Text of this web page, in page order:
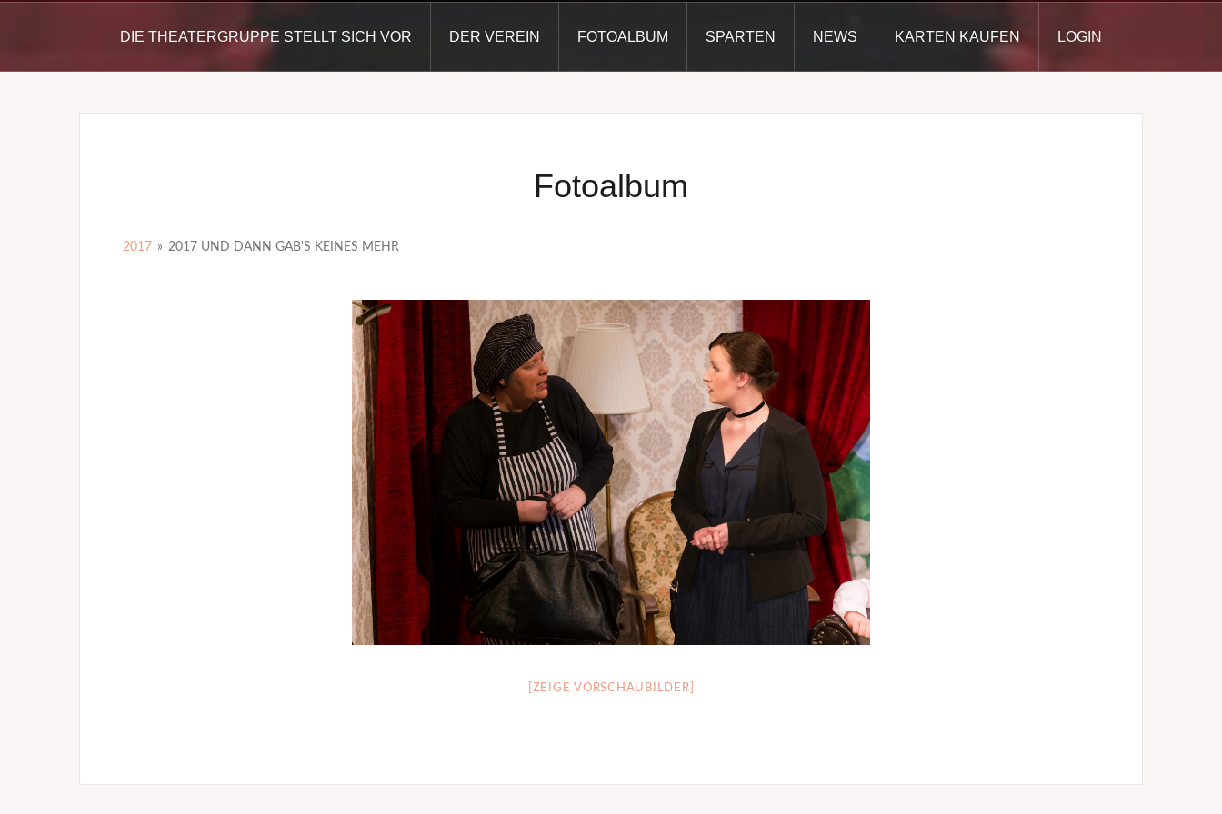
DIE THEATERGRUPPE STELLT SICH VOR DER VEREIN FOTOALBUM SPARTEN NEWS KARTEN KAUFEN LOGIN
Fotoalbum
2017 » 2017 UND DANN GAB'S KEINES MEHR
[ZEIGE VORSCHAUBILDER]